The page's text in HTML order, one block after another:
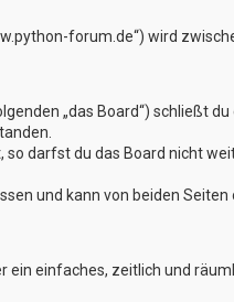
forum.de“) wird
„das Board“) schließt
darfst du das Board nicht
und kann von beiden
einfaches, zeitlich und